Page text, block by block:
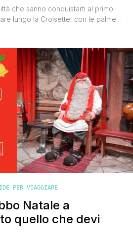
che sanno conquistarti al primo
lungo la Croisette, con le palme
il glamour del Festival del Cinema si
PER VIAGGIARE
Natale a
quello che devi